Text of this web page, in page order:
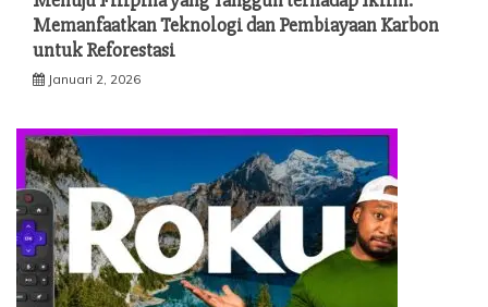
Memanfaatkan Teknologi dan Pembiayaan Karbon
untuk Reforestasi
Januari 2, 2026